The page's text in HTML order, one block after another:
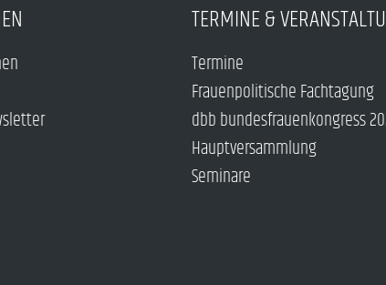
TERMINE &
Termine
Frauenpolitische Fachtagung
dbb bundesfrauenkongress
Hauptversammlung
Seminare